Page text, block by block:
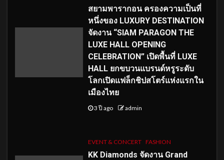
สยามพารากอน ครองความเป็นที่
หนึ่งของ LUXURY DESTINATION
จัดงาน “SIAM PARAGON THE
LUXE HALL OPENING
CELEBRATION” เปิดพื้นที่ LUXE
HALL ยกขบวนแบรนด์หรูระดับ
โลกเปิดแฟล็กชิปสโตร์แห่งแรกใน
เมืองไทย
3 ปี ago admin
EVENT & CONCERT FASHION
KK Diamonds จัดงาน Grand